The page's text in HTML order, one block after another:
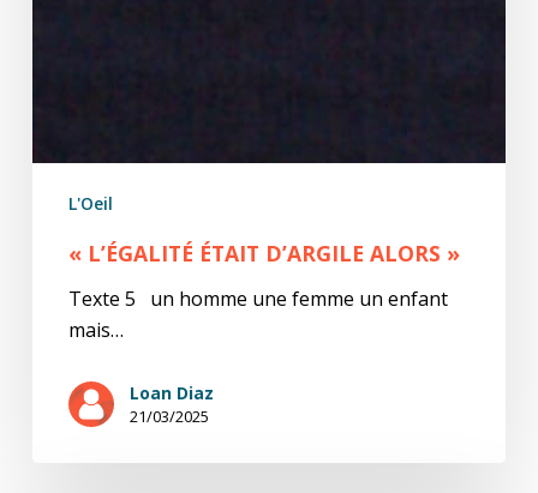
L'Oeil
« L’ÉGALITÉ ÉTAIT D’ARGILE ALORS »
Texte 5 un homme une femme un enfant
mais…
Loan Diaz
21/03/2025